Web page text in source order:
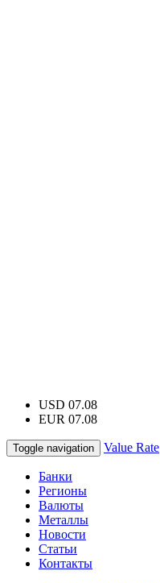
USD 07.08
EUR 07.08
Toggle navigation Value Rate
Банки
Регионы
Валюты
Металлы
Новости
Статьи
Контакты